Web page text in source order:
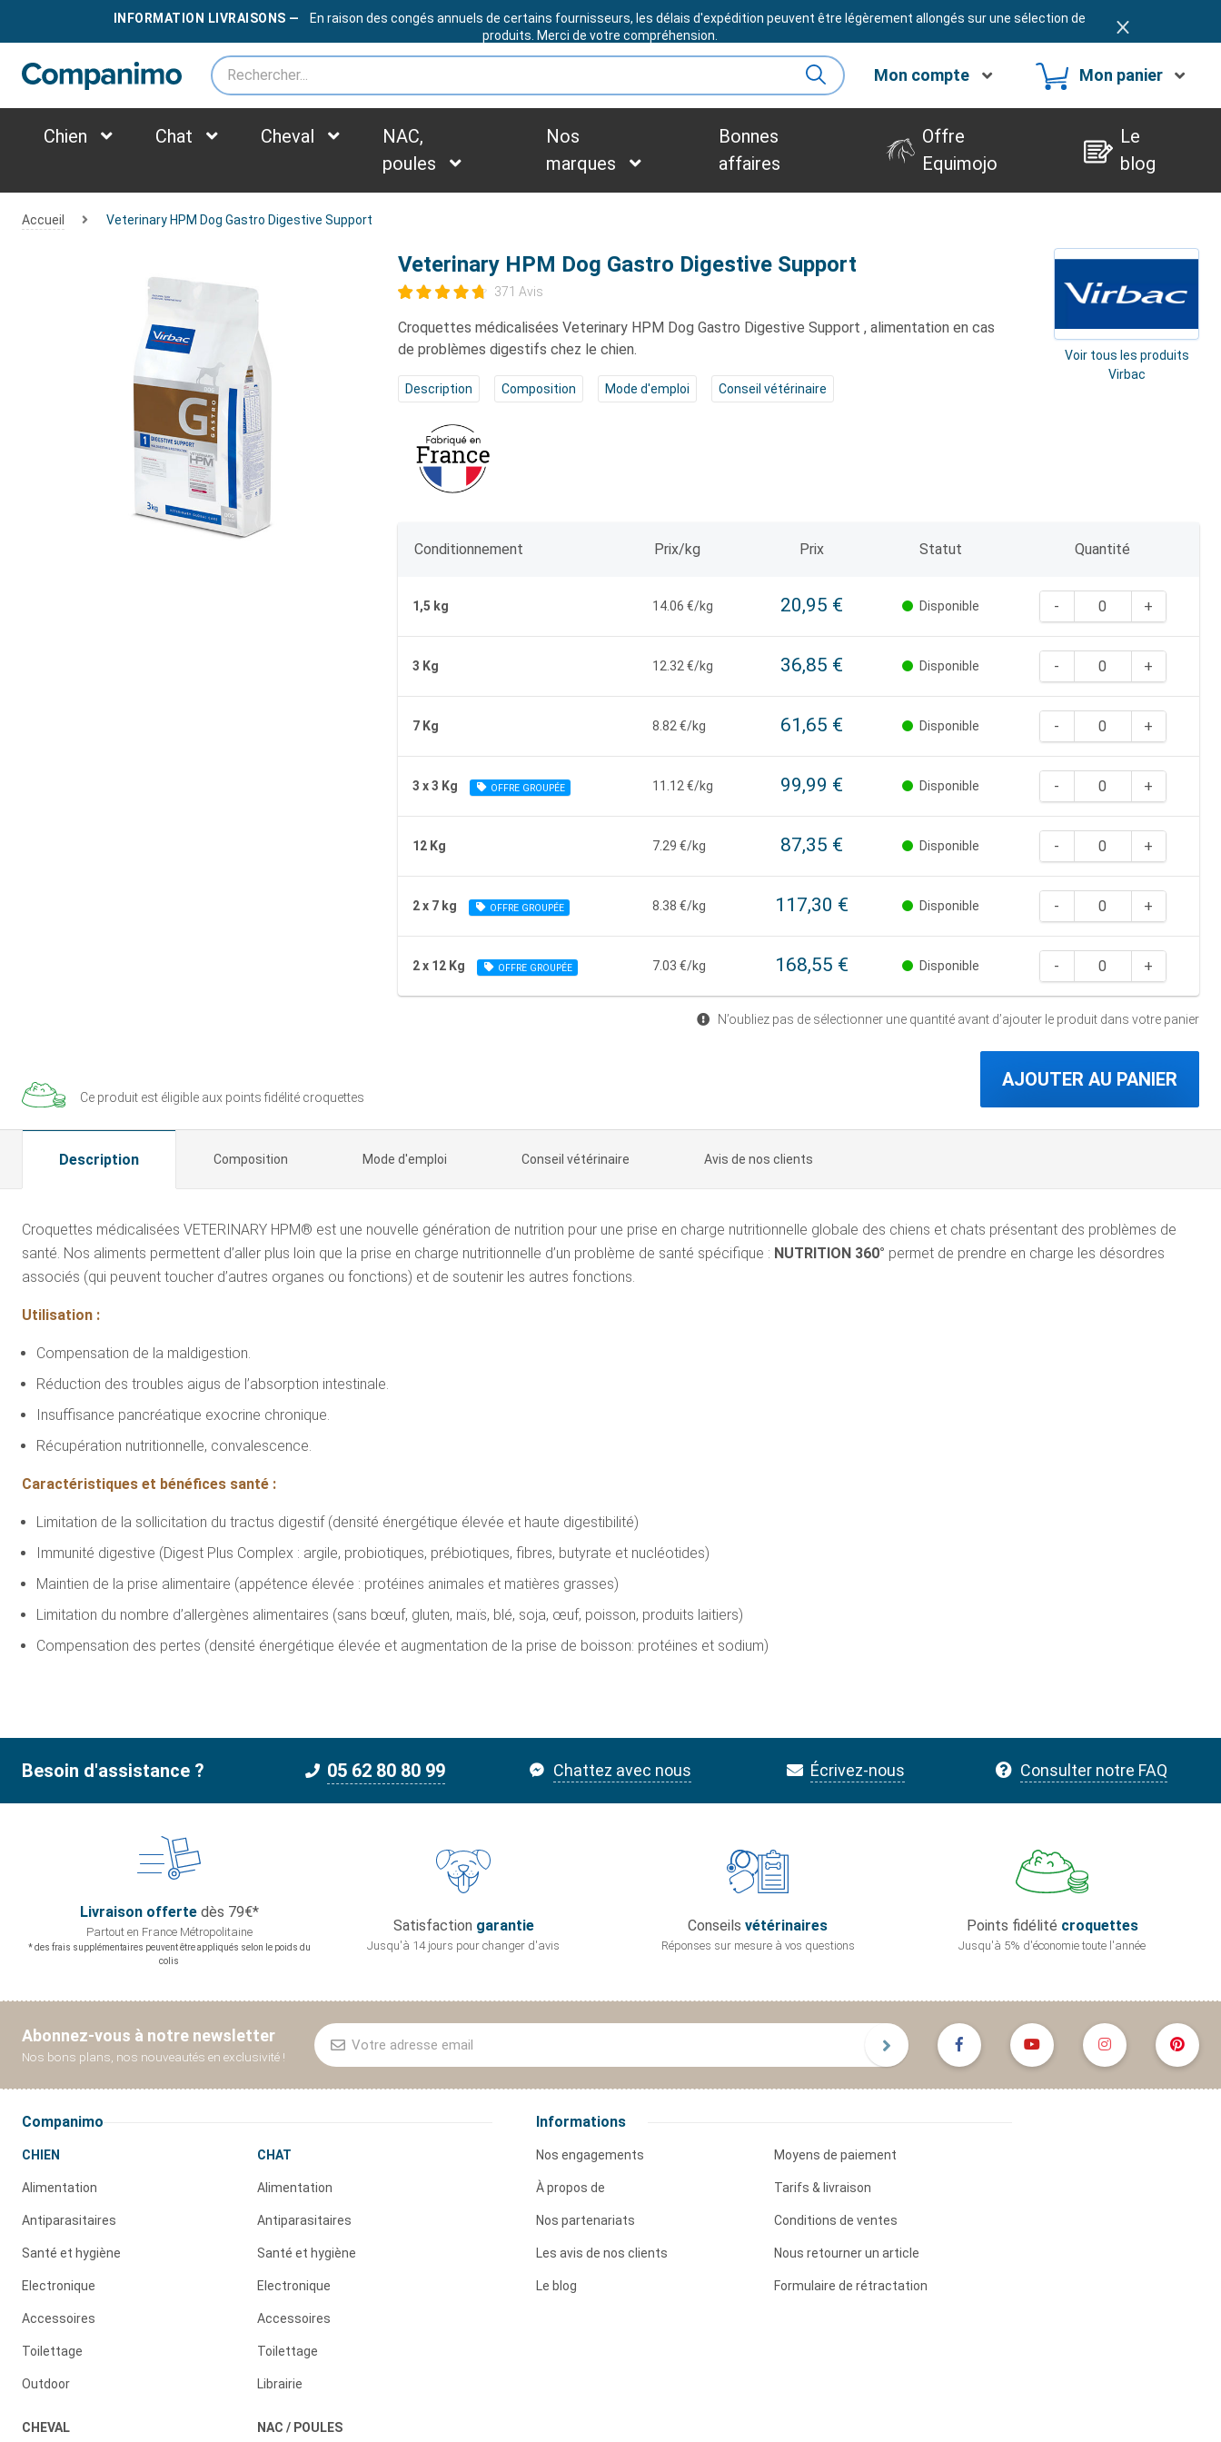
LIVRAISON OFFERTEDÈS79€ BESOIN D'ASSISTANCE ?
INFORMATION LIVRAISONS —
En raison des congés annuels de certains fournisseurs, les délais d'expédition peuvent être légèrement allongés sur une sélection de
produits. Merci de votre compréhension.
Mon compte Mon panier
Chien Chat Cheval
NAC,
poules
Nos
marques
Bonnes
affaires
Offre
Equimojo
Le
blog
Accueil Veterinary HPM Dog Gastro Digestive Support
Veterinary HPM Dog Gastro Digestive Support
371 Avis
Croquettes médicalisées Veterinary HPM Dog Gastro Digestive Support , alimentation en cas
de problèmes digestifs chez le chien.
Description Composition Mode d'emploi Conseil vétérinaire
Voir tous les produits
Virbac
Conditionnement Prix/kg Prix Statut Quantité
1,5 kg 14.06 €/kg 20,95 € Disponible
3 Kg 12.32 €/kg 36,85 € Disponible
7 Kg 8.82 €/kg 61,65 € Disponible
3 x 3 Kg OFFRE GROUPÉE 11.12 €/kg 99,99 € Disponible
12 Kg 7.29 €/kg 87,35 € Disponible
2 x 7 kg OFFRE GROUPÉE 8.38 €/kg 117,30 € Disponible
2 x 12 Kg OFFRE GROUPÉE 7.03 €/kg 168,55 € Disponible
N’oubliez pas de sélectionner une quantité avant d’ajouter le produit dans votre panier
AJOUTER AU PANIER
Ce produit est éligible aux points fidélité croquettes
Description Composition Mode d'emploi Conseil vétérinaire Avis de nos clients
Croquettes médicalisées VETERINARY HPM® est une nouvelle génération de nutrition pour une prise en charge nutritionnelle globale des chiens et chats présentant des problèmes de
santé. Nos aliments permettent d’aller plus loin que la prise en charge nutritionnelle d’un problème de santé spécifique : NUTRITION 360° permet de prendre en charge les désordres
associés (qui peuvent toucher d’autres organes ou fonctions) et de soutenir les autres fonctions.
Utilisation :
Compensation de la maldigestion.
Réduction des troubles aigus de l’absorption intestinale.
Insuffisance pancréatique exocrine chronique.
Récupération nutritionnelle, convalescence.
Caractéristiques et bénéfices santé :
Limitation de la sollicitation du tractus digestif (densité énergétique élevée et haute digestibilité)
Immunité digestive (Digest Plus Complex : argile, probiotiques, prébiotiques, fibres, butyrate et nucléotides)
Maintien de la prise alimentaire (appétence élevée : protéines animales et matières grasses)
Limitation du nombre d’allergènes alimentaires (sans bœuf, gluten, maïs, blé, soja, œuf, poisson, produits laitiers)
Compensation des pertes (densité énergétique élevée et augmentation de la prise de boisson: protéines et sodium)
Besoin d'assistance ? 05 62 80 80 99 Chattez avec nous Écrivez-nous Consulter notre FAQ
Livraison offertedès 79€*
Partout en France Métropolitaine
* des frais supplémentaires peuvent être appliqués selon le poids du
colis
Satisfaction garantie
Jusqu'à 14 jours pour changer d'avis
Conseils vétérinaires
Réponses sur mesure à vos questions
Points fidélité croquettes
Jusqu'à 5% d'économie toute l'année
Abonnez-vous à notre newsletter
Nos bons plans, nos nouveautés en exclusivité !
Companimo
CHIEN
Alimentation
Antiparasitaires
Santé et hygiène
Electronique
Accessoires
Toilettage
Outdoor
CHEVAL
CHAT
Alimentation
Antiparasitaires
Santé et hygiène
Electronique
Accessoires
Toilettage
Librairie
NAC / POULES
Informations
Nos engagements
À propos de
Nos partenariats
Les avis de nos clients
Le blog
Moyens de paiement
Tarifs & livraison
Conditions de ventes
Nous retourner un article
Formulaire de rétractation